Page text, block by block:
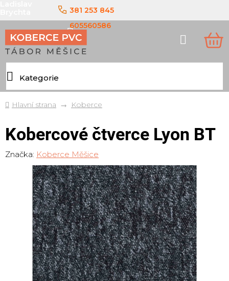
381 253 845
605560586
Hledat
Domů Koberce
Kobercové čtverce Lyon BT
Značka: Koberce Měšice